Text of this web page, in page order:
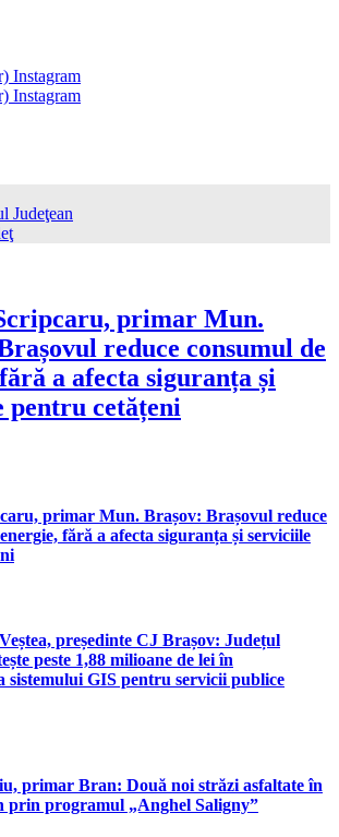
Instagram
Instagram
Judeţean
primar Mun.
reduce consumul de
a afecta siguranța și
pentru cetățeni
primar Mun. Brașov: Brașovul reduce
fără a afecta siguranța și serviciile
președinte CJ Brașov: Județul
peste 1,88 milioane de lei în
sistemului GIS pentru servicii publice
primar Bran: Două noi străzi asfaltate în
prin programul „Anghel Saligny”